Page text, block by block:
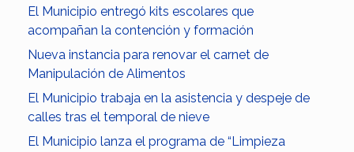
El Municipio entregó kits escolares que
acompañan la contención y formación
Nueva instancia para renovar el carnet de
Manipulación de Alimentos
El Municipio trabaja en la asistencia y despeje de
calles tras el temporal de nieve
El Municipio lanza el programa de “Limpieza